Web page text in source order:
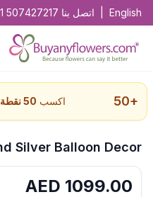
English اتصل بنا 507427217
+
50 اكسب 50
Silver Balloon Decor
1099.00